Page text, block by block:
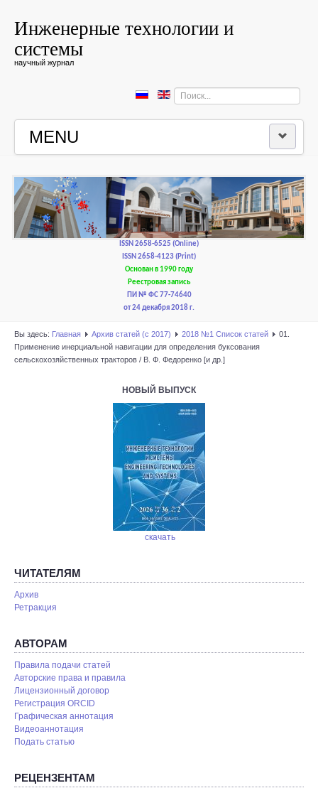
Инженерные технологии и
системы
научный журнал
Искать...
MENU
РЕДКОЛЛЕГИЯ
РЕДАКЦИОННАЯ ПОЛИТИКА И ЭТИКА
ISSN 2658-6525 (Online)
ISSN 2658-4123 (Print)
Основан в 1990 году
Реестровая запись
ПИ № ФС 77-74640
от 24 декабря 2018 г.
Вы здесь: Главная Архив статей (с 2017) 2018 №1 Список статей
01.
Применение инерциальной навигации для определения буксования
сельскохозяйственных тракторов / В. Ф. Федоренко [и др.]
НОВЫЙ ВЫПУСК
скачать
ЧИТАТЕЛЯМ
Архив
Ретракция
АВТОРАМ
Правила подачи статей
Авторские права и правила
Лицензионный договор
Регистрация ORCID
Графическая аннотация
Видеоаннотация
Подать статью
РЕЦЕНЗЕНТАМ